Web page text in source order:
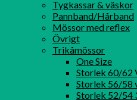
Tygkassar & väskor
Pannband/Hårband
Mössor med reflex
Övrigt
Trikåmössor
One Size
Storlek 60/62
Storlek 56/58
Storlek 52/54